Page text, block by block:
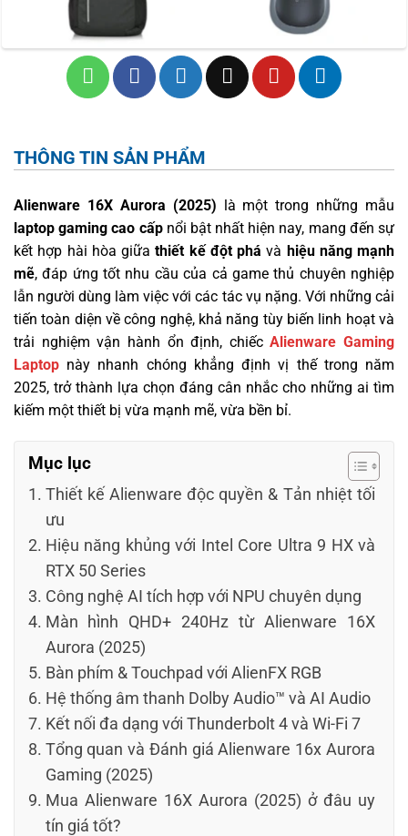
THÔNG TIN SẢN PHẨM
Alienware 16X Aurora (2025) là một trong những mẫu
laptop gaming cao cấpnổi bật nhất hiện nay, mang đến sự
kết hợp hài hòa giữathiết kế đột phá và hiệu năng mạnh
mẽ, đáp ứng tốt nhu cầu của cả game thủ chuyên nghiệp
lẫn người dùng làm việc với các tác vụ nặng. Với những cải
tiến toàn diện về công nghệ, khả năng tùy biến linh hoạt và
trải nghiệm vận hành ổn định, chiếcAlienware Gaming
Laptop này nhanh chóng khẳng định vị thế trong năm
2025, trở thành lựa chọn đáng cân nhắc cho những ai tìm
kiếm một thiết bị vừa mạnh mẽ, vừa bền bỉ.
Mục lục
Thiết kế Alienware độc quyền & Tản nhiệt tối
ưu
Hiệu năng khủng với Intel Core Ultra 9 HX và
RTX 50 Series
Công nghệ AI tích hợp với NPU chuyên dụng
Màn hình QHD+ 240Hz từ Alienware 16X
Aurora (2025)
Bàn phím & Touchpad với AlienFX RGB
Hệ thống âm thanh Dolby Audio™ và AI Audio
Kết nối đa dạng với Thunderbolt 4 và Wi-Fi 7
Tổng quan và Đánh giá Alienware 16x Aurora
Gaming (2025)
Mua Alienware 16X Aurora (2025) ở đâu uy
tín giá tốt?